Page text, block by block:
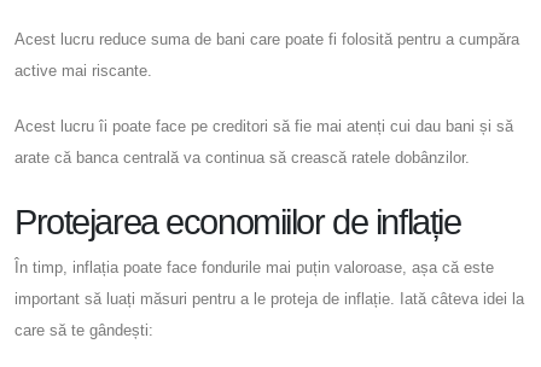
Acest lucru reduce suma de bani care poate fi folosită pentru a cumpăra
active mai riscante.
Acest lucru îi poate face pe creditori să fie mai atenți cui dau bani și să
arate că banca centrală va continua să crească ratele dobânzilor.
Protejarea economiilor de inflație
În timp, inflația poate face fondurile mai puțin valoroase, așa că este
important să luați măsuri pentru a le proteja de inflație. Iată câteva idei la
care să te gândești: